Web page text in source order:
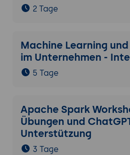
2 Tage
Machine Learning
im Unternehmen -
5 Tage
Apache Spark
Übungen und
Unterstützung
3 Tage